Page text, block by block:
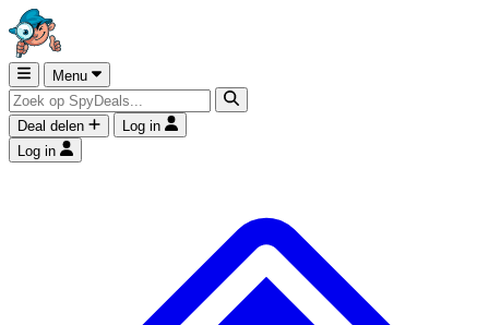
Menu
Deal delen
Log in
Log in